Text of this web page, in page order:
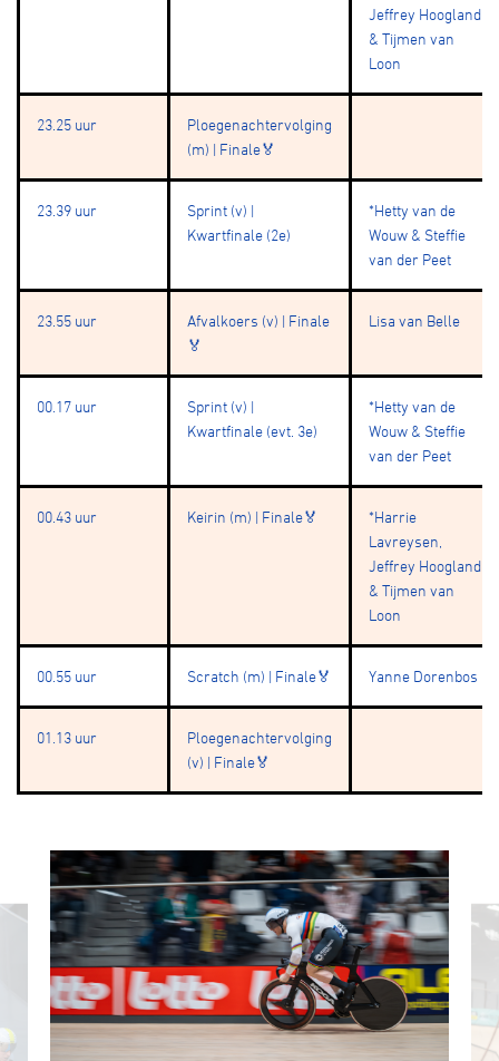
Jeffrey Hoogland
& Tijmen van
Loon
23.25 uur
Ploegenachtervolging
(m) | Finale🏅
23.39 uur
Sprint (v) |
Kwartfinale (2e)
*Hetty van de
Wouw & Steffie
van der Peet
23.55 uur
Afvalkoers (v) | Finale
🏅
Lisa van Belle
00.17 uur
Sprint (v) |
Kwartfinale (evt. 3e)
*Hetty van de
Wouw & Steffie
van der Peet
00.43 uur Keirin (m) | Finale🏅
*Harrie
Lavreysen,
Jeffrey Hoogland
& Tijmen van
Loon
00.55 uur Scratch (m) | Finale🏅 Yanne Dorenbos
01.13 uur
Ploegenachtervolging
(v) | Finale🏅